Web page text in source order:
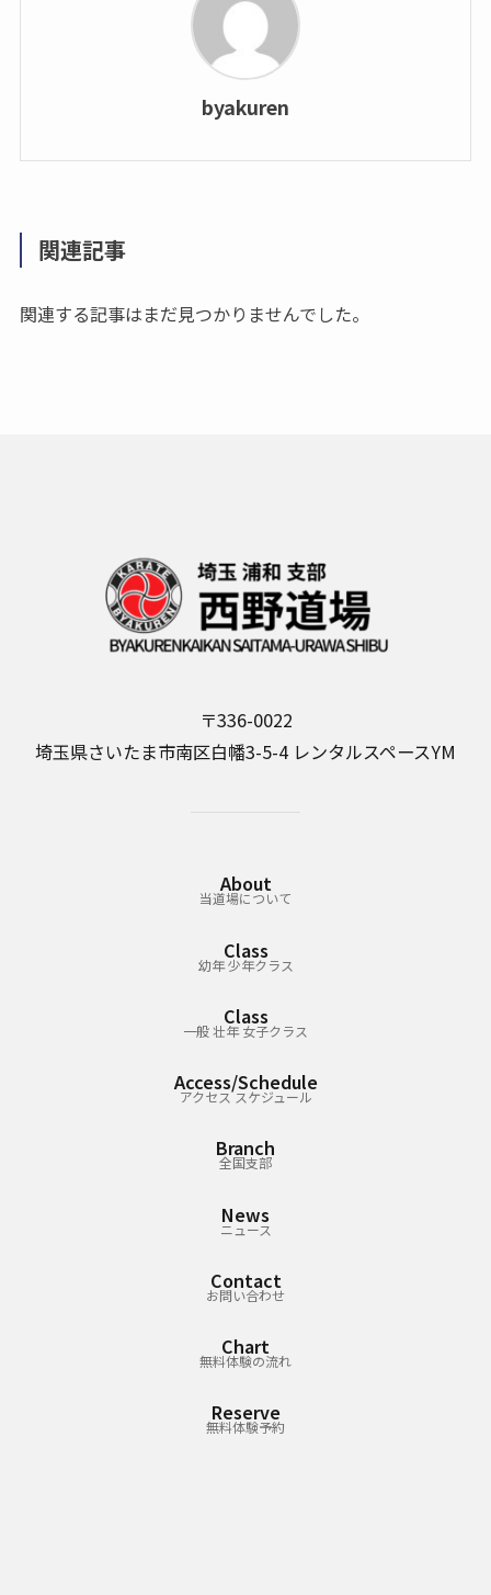
byakuren
関連記事
関連する記事はまだ見つかりませんでした。
〒336-0022
埼玉県さいたま市南区白幡3-5-4 レンタルスペースYM
About
当道場について
Class
幼年 少年クラス
Class
一般 壮年 女子クラス
Access/Schedule
アクセス スケジュール
Branch
全国支部
News
ニュース
Contact
お問い合わせ
Chart
無料体験の流れ
Reserve
無料体験予約